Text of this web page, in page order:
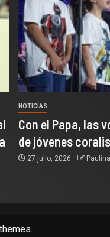
NOTICIAS
Con el Papa, las
de jóvenes
27 julio, 2026